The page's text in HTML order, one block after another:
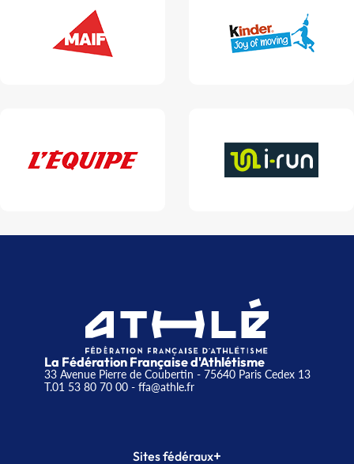
La Fédération Française d'Athlétisme
33 Avenue Pierre de Coubertin - 75640 Paris Cedex 13
T.01 53 80 70 00- ffa@athle.fr
Sites fédéraux+